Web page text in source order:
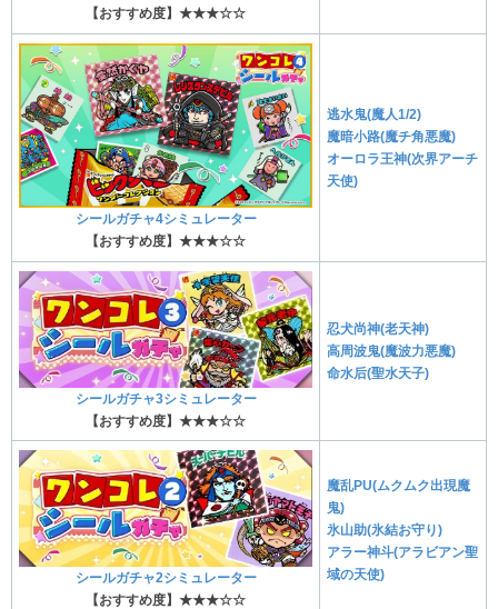
【おすすめ度】★★★☆☆
シールガチャ4シミュレーター
【おすすめ度】★★★☆☆
逃水鬼(魔人1/2)
魔暗小路(魔チ角悪魔)
オーロラ王神(次界アーチ
天使)
シールガチャ3シミュレーター
【おすすめ度】★★★☆☆
忍犬尚神(老天神)
高周波鬼(魔波力悪魔)
命水后(聖水天子)
シールガチャ2シミュレーター
【おすすめ度】★★★☆☆
魔乱PU(ムクムク出現魔
鬼)
氷山助(氷結お守り)
アラー神斗(アラビアン聖
域の天使)